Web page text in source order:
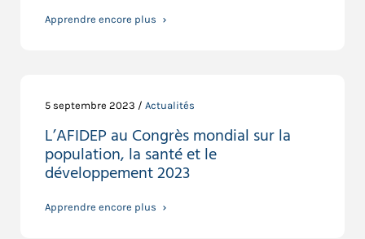
Apprendre encore plus
5 septembre 2023 / Actualités
L’AFIDEP au Congrès mondial sur la
population, la santé et le
développement 2023
Apprendre encore plus